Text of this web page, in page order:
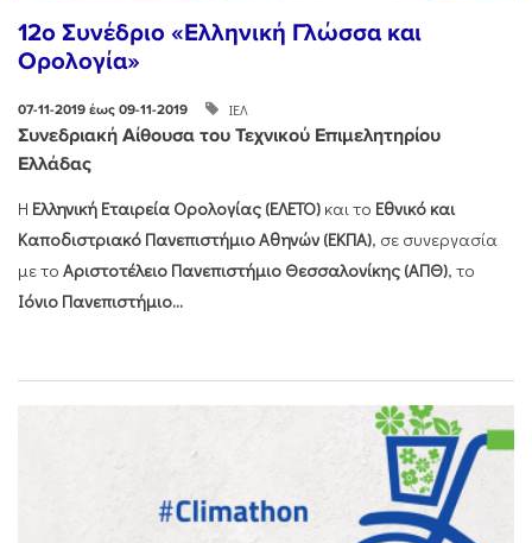
12ο Συνέδριο «Ελληνική Γλώσσα και
Ορολογία»
07-11-2019 έως 09-11-2019 ΙΕΛ
Συνεδριακή Αίθουσα του Τεχνικού Επιμελητηρίου
Ελλάδας
Η Ελληνική Εταιρεία Ορολογίας (ΕΛΕΤΟ) και το Εθνικό και
Καποδιστριακό Πανεπιστήμιο Αθηνών (ΕΚΠΑ), σε συνεργασία
με το Αριστοτέλειο Πανεπιστήμιο Θεσσαλονίκης (ΑΠΘ), το
Ιόνιο Πανεπιστήμιο...